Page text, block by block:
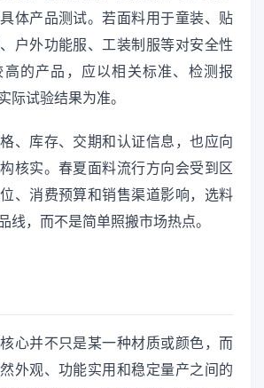
体产品测试。若面料用于童装、贴
户外功能服、工装制服等对安全性
高的产品，应以相关标准、检测报
际试验结果为准。
、库存、交期和认证信息，也应向
核实。春夏面料流行方向会受到区
、消费预算和销售渠道影响，选料
线，而不是简单照搬市场热点。
心并不只是某一种材质或颜色，而
外观、功能实用和稳定量产之间的